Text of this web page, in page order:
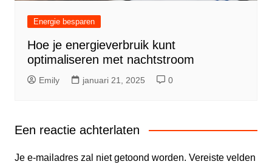
Energie besparen
Hoe je energieverbruik kunt
optimaliseren met nachtstroom
Emily januari 21, 2025 0
Een reactie achterlaten
Je e-mailadres zal niet getoond worden. Vereiste velden